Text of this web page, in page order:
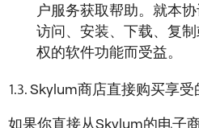
户服务获取帮助。就本
访问、安装、下载、复
权的软件功能而受益。
Skylum商店直接购买享
如果你直接从Skylum的电子